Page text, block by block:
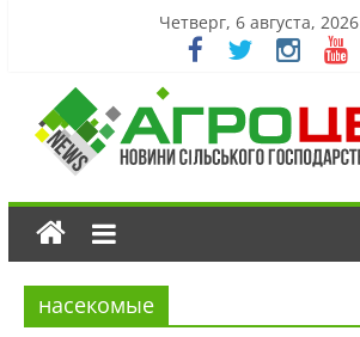
Четверг, 6 августа, 2026
насекомые